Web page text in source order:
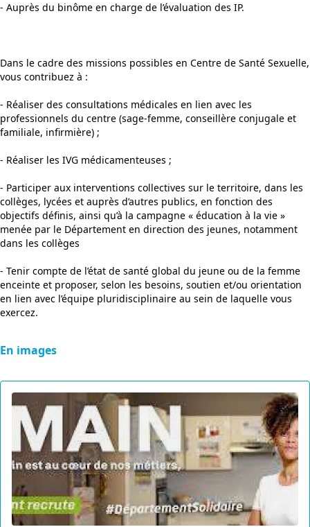
- Auprès du binôme en charge de l’évaluation des IP.
Dans le cadre des missions possibles en Centre de Santé Sexuelle,
vous contribuez à :
- Réaliser des consultations médicales en lien avec les
professionnels du centre (sage-femme, conseillère conjugale et
familiale, infirmière) ;
- Réaliser les IVG médicamenteuses ;
- Participer aux interventions collectives sur le territoire, dans les
collèges, lycées et auprès d’autres publics, en fonction des
objectifs définis, ainsi qu’à la campagne « éducation à la vie »
menée par le Département en direction des jeunes, notamment
dans les collèges
- Tenir compte de l’état de santé global du jeune ou de la femme
enceinte et proposer, selon les besoins, soutien et/ou orientation
en lien avec l’équipe pluridisciplinaire au sein de laquelle vous
exercez.
En images